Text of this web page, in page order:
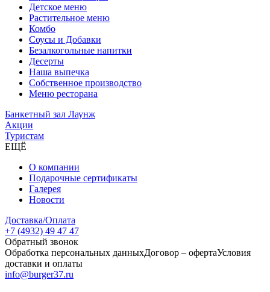
Детское меню
Растительное меню
Комбо
Соусы и Добавки
Безалкогольные напитки
Десерты
Наша выпечка
Собственное производство
Меню ресторана
Банкетный зал Лаунж
Акции
Туристам
ЕЩЁ
О компании
Подарочные сертификаты
Галерея
Новости
Доставка/Оплата
+7 (4932) 49 47 47
Обратный звонок
Обработка персональных данныхДоговор – офертаУсловия
доставки и оплаты
info@burger37.ru